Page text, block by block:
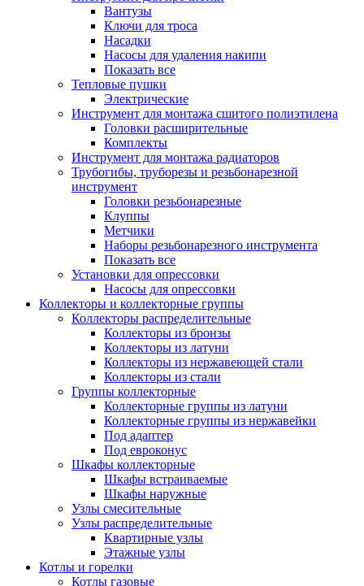
Вантузы
Ключи для троса
Насадки
Насосы для удаления накипи
Показать все
Тепловые пушки
Электрические
Инструмент для монтажа сшитого полиэтилена
Головки расширительные
Комплекты
Инструмент для монтажа радиаторов
Трубогибы, труборезы и резьбонарезной
инструмент
Головки резьбонарезные
Клуппы
Метчики
Наборы резьбонарезного инструмента
Показать все
Установки для опрессовки
Насосы для опрессовки
Коллекторы и коллекторные группы
Коллекторы распределительные
Коллекторы из бронзы
Коллекторы из латуни
Коллекторы из нержавеющей стали
Коллекторы из стали
Группы коллекторные
Коллекторные группы из латуни
Коллекторные группы из нержавейки
Под адаптер
Под евроконус
Шкафы коллекторные
Шкафы встраиваемые
Шкафы наружные
Узлы смесительные
Узлы распределительные
Квартирные узлы
Этажные узлы
Котлы и горелки
Котлы газовые